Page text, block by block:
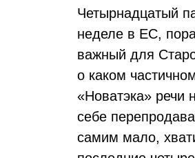
Четырнадцатый
неделе в ЕС,
важный для
о каком
«Новатэка» речи
себе
самим мало,